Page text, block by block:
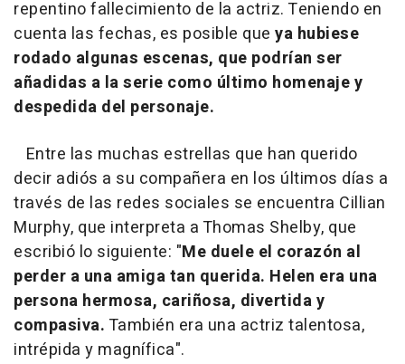
repentino fallecimiento de la actriz. Teniendo en
cuenta las fechas, es posible que ya hubiese
rodado algunas escenas, que podrían ser
añadidas a la serie como último homenaje y
despedida del personaje.
Entre las muchas estrellas que han querido
decir adiós a su compañera en los últimos días a
través de las redes sociales se encuentra Cillian
Murphy, que interpreta a Thomas Shelby, que
escribió lo siguiente: "Me duele el corazón al
perder a una amiga tan querida. Helen era una
persona hermosa, cariñosa, divertida y
compasiva. También era una actriz talentosa,
intrépida y magnífica".